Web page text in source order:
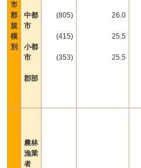
市
郡
規
模
別
中都
市
小都
市
郡部
(805)
(415)
(353)
26.0
25.5
25.5
農林
漁業
者